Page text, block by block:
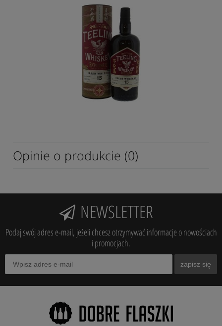
Opinie o produkcie (0)
NEWSLETTER
Podaj swój adres e-mail, jeżeli chcesz otrzymywać informacje o nowościach
i promocjach.
zapisz się